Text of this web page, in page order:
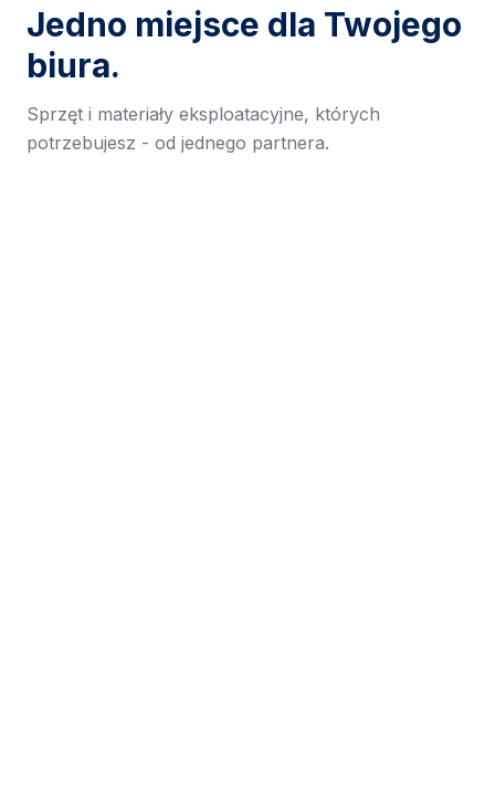
Jedno miejsce dla Twojego
biura.
Sprzęt i materiały eksploatacyjne, których
potrzebujesz - od jednego partnera.